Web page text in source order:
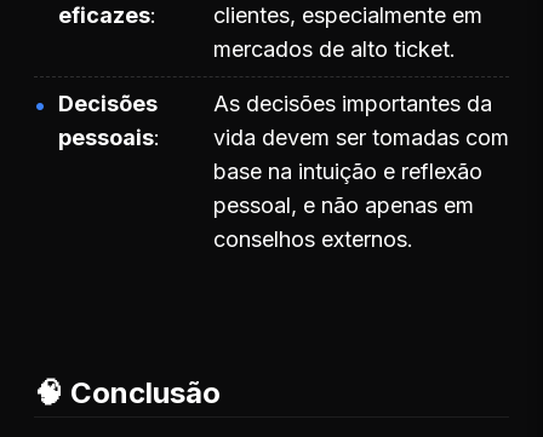
eficazes
clientes, especialmente em
mercados de alto ticket.
Decisões
pessoais
As decisões importantes da
vida devem ser tomadas com
base na intuição e reflexão
pessoal, e não apenas em
conselhos externos.
🧠 Conclusão